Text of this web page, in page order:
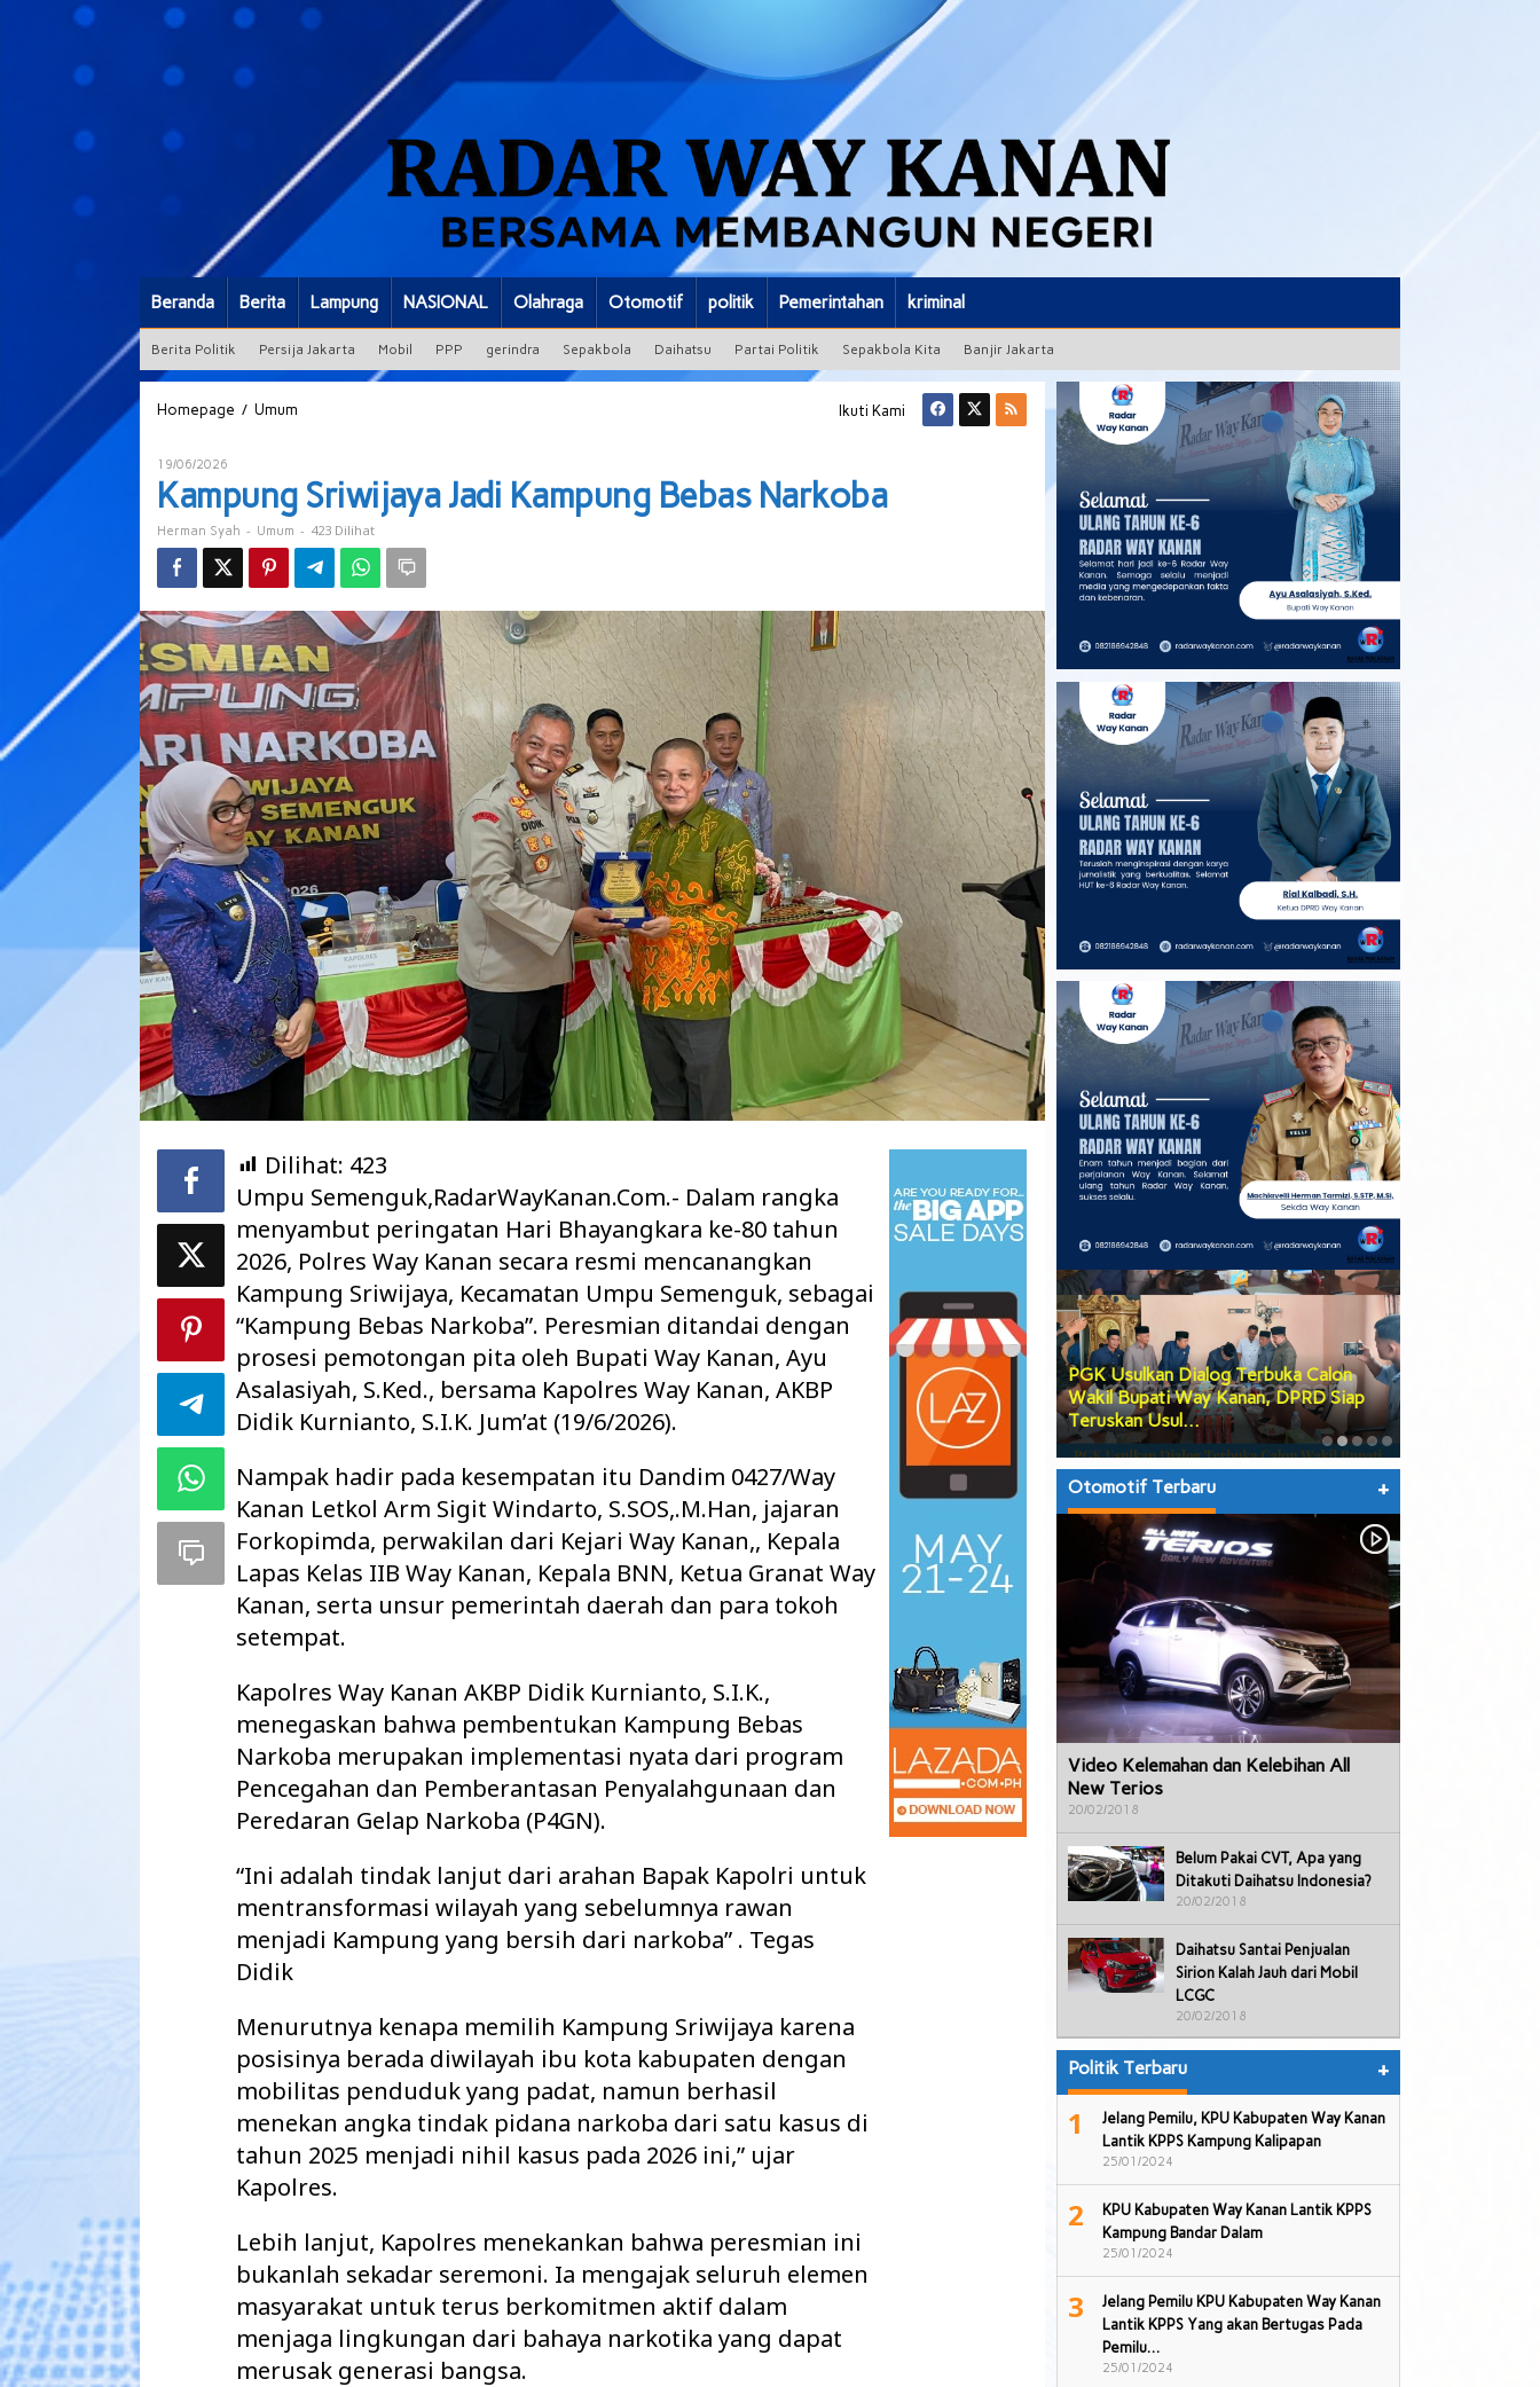
Beranda Berita Lampung NASIONAL Olahraga Otomotif politik Pemerintahan kriminal
Berita Politik Persija Jakarta Mobil PPP gerindra Sepakbola Daihatsu Partai Politik Sepakbola Kita Banjir Jakarta
Homepage / Umum
Bebas
Narkoba
Ikuti Kami
19/06/2026
Syah
Kampung Sriwijaya Jadi Kampung Bebas Narkoba
Herman Syah - Umum - 423 Dilihat
Dilihat: 423
Umpu Semenguk,RadarWayKanan.Com.- Dalam rangka
menyambut peringatan Hari Bhayangkara ke-80 tahun
2026, Polres Way Kanan secara resmi mencanangkan
Kampung Sriwijaya, Kecamatan Umpu Semenguk, sebagai
“Kampung Bebas Narkoba”. Peresmian ditandai dengan
prosesi pemotongan pita oleh Bupati Way Kanan, Ayu
Asalasiyah, S.Ked., bersama Kapolres Way Kanan, AKBP
Didik Kurnianto, S.I.K. Jum’at (19/6/2026).
Nampak hadir pada kesempatan itu Dandim 0427/Way
Kanan Letkol Arm Sigit Windarto, S.SOS,.M.Han, jajaran
Forkopimda, perwakilan dari Kejari Way Kanan,, Kepala
Lapas Kelas IIB Way Kanan, Kepala BNN, Ketua Granat Way
Kanan, serta unsur pemerintah daerah dan para tokoh
setempat.
Kapolres Way Kanan AKBP Didik Kurnianto, S.I.K.,
menegaskan bahwa pembentukan Kampung Bebas
Narkoba merupakan implementasi nyata dari program
Pencegahan dan Pemberantasan Penyalahgunaan dan
Peredaran Gelap Narkoba (P4GN).
“Ini adalah tindak lanjut dari arahan Bapak Kapolri untuk
mentransformasi wilayah yang sebelumnya rawan
menjadi Kampung yang bersih dari narkoba” . Tegas
Didik
Menurutnya kenapa memilih Kampung Sriwijaya karena
posisinya berada diwilayah ibu kota kabupaten dengan
mobilitas penduduk yang padat, namun berhasil
menekan angka tindak pidana narkoba dari satu kasus di
tahun 2025 menjadi nihil kasus pada 2026 ini,” ujar
Kapolres.
Lebih lanjut, Kapolres menekankan bahwa peresmian ini
bukanlah sekadar seremoni. Ia mengajak seluruh elemen
masyarakat untuk terus berkomitmen aktif dalam
menjaga lingkungan dari bahaya narkotika yang dapat
merusak generasi bangsa.
Maharatu Soroti Ruang Kelas Rusak
hingga Pustu Tak Layak, Minta Pemkab
Way Kanan…
Pisah Sambut Kapolres Way Kanan,
AKBP Didik Berpamitan, AKBP
PGK Usulkan Dialog Terbuka Calon
Wakil Bupati Way Kanan, DPRD Siap
Teruskan Usul…
Otomotif Terbaru +
Video Kelemahan dan Kelebihan All
New Terios
20/02/2018
Belum Pakai CVT, Apa yang
Ditakuti Daihatsu Indonesia?
20/02/2018
Daihatsu Santai Penjualan
Sirion Kalah Jauh dari Mobil
LCGC
20/02/2018
Politik Terbaru +
1
Jelang Pemilu, KPU Kabupaten Way Kanan
Lantik KPPS Kampung Kalipapan
25/01/2024
2
KPU Kabupaten Way Kanan Lantik KPPS
Kampung Bandar Dalam
25/01/2024
3
Jelang Pemilu KPU Kabupaten Way Kanan
Lantik KPPS Yang akan Bertugas Pada
Pemilu…
25/01/2024